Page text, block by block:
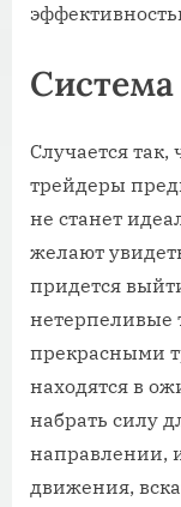
Случается
трейдеры
не станет
желают
придется
нетерпеливые
прекрасными
находятся в
набрать силу
направлении,
движения,